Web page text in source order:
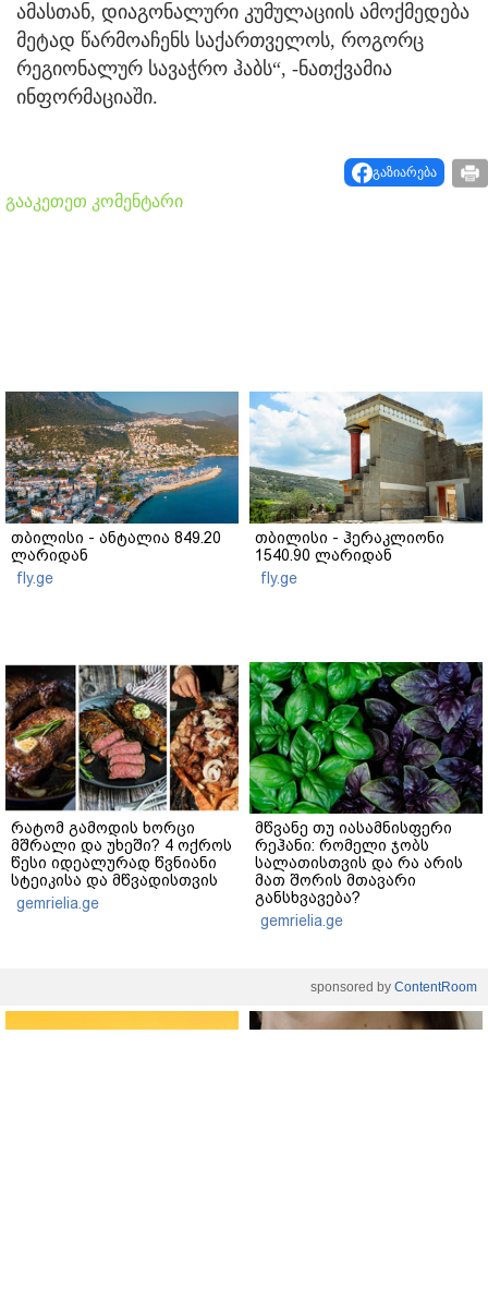
ამასთან, დიაგონალური კუმულაციის ამოქმედება
მეტად წარმოაჩენს საქართველოს, როგორც
რეგიონალურ სავაჭრო ჰაბს“, -ნათქვამია
ინფორმაციაში.
გაზიარება
გააკეთეთ კომენტარი
თბილისი - ანტალია 849.20
ლარიდან
fly.ge
თბილისი - ჰერაკლიონი
1540.90 ლარიდან
fly.ge
რატომ გამოდის ხორცი
მშრალი და უხეში? 4 ოქროს
წესი იდეალურად წვნიანი
სტეიკისა და მწვადისთვის
gemrielia.ge
მწვანე თუ იასამნისფერი
რეჰანი: რომელი ჯობს
სალათისთვის და რა არის
მათ შორის მთავარი
განსხვავება?
gemrielia.ge
sponsored by ContentRoom